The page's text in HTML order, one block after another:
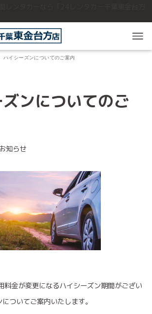
ハイシーズンについてのご案内
ンについてのご
お知らせ
料金が変更になるハイシーズン期間がござい
ついてご案内いたします。